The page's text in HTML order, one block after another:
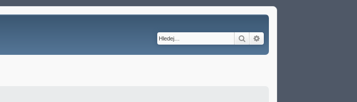
Hledat